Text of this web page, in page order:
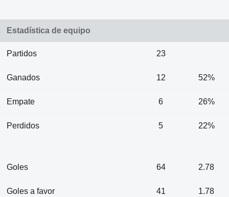
Estadística de equipo
Partidos 23
Ganados 12 52%
Empate 6 26%
Perdidos 5 22%
Goles 64 2.78
Goles a favor 41 1.78